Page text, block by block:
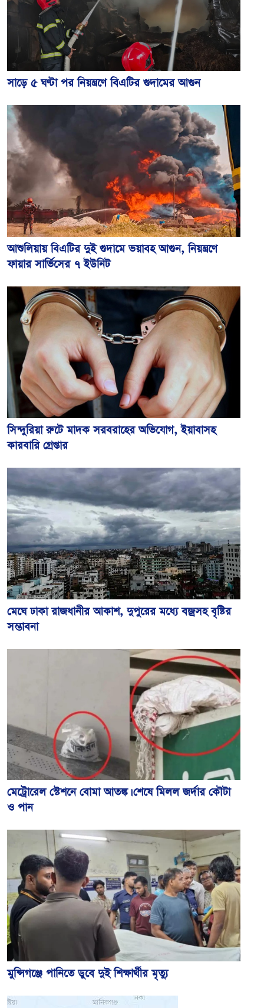
সাড়ে ৫ ঘণ্টা পর নিয়ন্ত্রণে বিএটির গুদামের আগুন
আশুলিয়ায় বিএটির দুই গুদামে ভয়াবহ আগুন, নিয়ন্ত্রণে
ফায়ার সার্ভিসের ৭ ইউনিট
সিন্দুরিয়া রুটে মাদক সরবরাহের অভিযোগ, ইয়াবাসহ
কারবারি গ্রেপ্তার
মেঘে ঢাকা রাজধানীর আকাশ, দুপুরের মধ্যে বজ্রসহ বৃষ্টির
সম্ভাবনা
মেট্রোরেল স্টেশনে বোমা আতঙ্ক। শেষে মিলল জর্দার কৌটা
ও পান
মুন্সিগঞ্জে পানিতে ডুবে দুই শিক্ষার্থীর মৃত্যু